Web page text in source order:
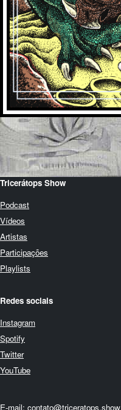
Tricerátops Show
Podcast
Vídeos
Artistas
Participações
Playlists
Redes sociais
Instagram
Spotify
Twitter
YouTube
E-mail: contato@triceratops.show